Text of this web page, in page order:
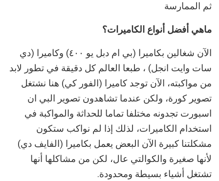
ثم الممارسة
ماهي أفضل أنواع الكاميرات؟
الآن شغالين بكاميرا (بي ام دبل يو ٤٠٠) وكاميرا (دي
سات وايت انجل) ، طبعا العالم كل دقيقة في تطور لابد
من مواكبته، الآن توجد كاميرا (الفور كي) هنا نشتغل
تصوير كورة، ولكن عندما تشاهدون تصوير البي ان
اسبورت تجدونه مختلفا تماما للحداثة والمواكبة في
استخدام الكاميرات، لذلك إذا لم نواكب ستكون
مشكلتنا كبيرة الآن البعض يعمل بكاميرا (الفايف دي)
لأنها صغيرة والكوالتي عال، لكن من مشاكلها أنها
تشتغل أشياء بسيطة ومحدودة.